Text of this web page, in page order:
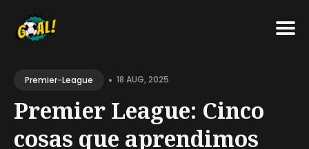
forPremier-League • 18 AUG, 2025
Premier League: Cinco
cosas que aprendimos